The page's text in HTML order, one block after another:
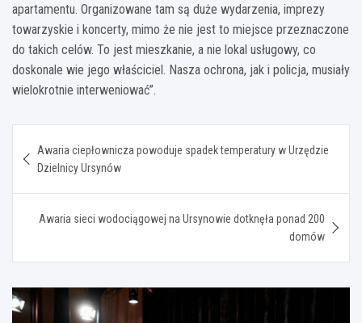
apartamentu. Organizowane tam są duże wydarzenia, imprezy
towarzyskie i koncerty, mimo że nie jest to miejsce przeznaczone
do takich celów. To jest mieszkanie, a nie lokal usługowy, co
doskonale wie jego właściciel. Nasza ochrona, jak i policja, musiały
wielokrotnie interweniować”.
wpisu
Awaria ciepłownicza powoduje spadek temperatury w Urzędzie
Dzielnicy Ursynów
Awaria sieci wodociągowej na Ursynowie dotknęła ponad 200
domów